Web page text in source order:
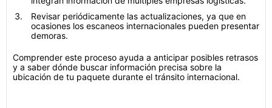
Revisar periódicamente las actualizaciones, ya que en
ocasiones los escaneos internacionales pueden presentar
demoras.
Comprender este proceso ayuda a anticipar posibles retrasos
y a saber dónde buscar información precisa sobre la
ubicación de tu paquete durante el tránsito internacional.